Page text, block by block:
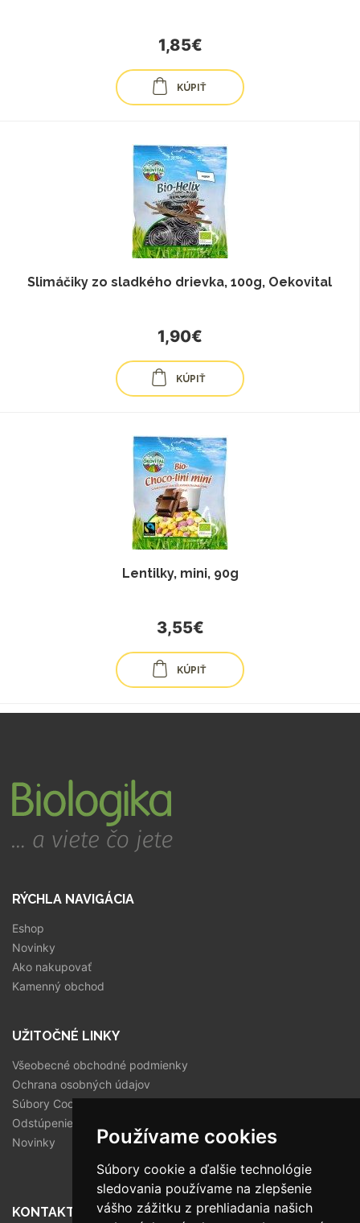
Používame cookies
Súbory cookie a ďalšie technológie
sledovania používame na zlepšenie
vášho zážitku z prehliadania našich
1,85€
KÚPIŤ
Slimáčiky zo sladkého drievka, 100g, Oekovital
1,90€
KÚPIŤ
Lentilky, mini, 90g
3,55€
KÚPIŤ
RÝCHLA NAVIGÁCIA
Eshop
Novinky
Ako nakupovať
Kamenný obchod
UŽITOČNÉ LINKY
Všeobecné obchodné podmienky
Ochrana osobných údajov
Súbory Cookies
Odstúpenie od zmluvy
Novinky
KONTAKT